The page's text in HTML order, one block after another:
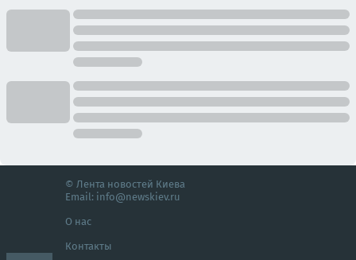
© Лента новостей Киева
Email: info@newskiev.ru
О нас
Контакты